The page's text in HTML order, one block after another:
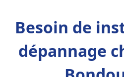
Besoin de
dépannage